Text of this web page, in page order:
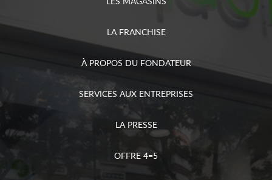
LA FRANCHISE
À PROPOS DU FONDATEUR
SERVICES AUX ENTREPRISES
LA PRESSE
OFFRE 4=5